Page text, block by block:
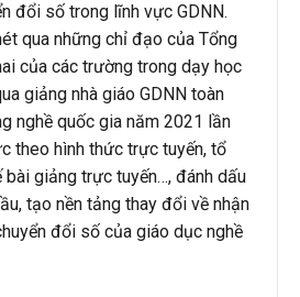
đổi số trong lĩnh vực GDNN.
qua những chỉ đạo của Tổng
của các trường trong dạy học
giảng nhà giáo GDNN toàn
nghề quốc gia năm 2021 lần
theo hình thức trực tuyến, tổ
giảng trực tuyến…, đánh dấu
tạo nền tảng thay đổi về nhận
đổi số của giáo dục nghề